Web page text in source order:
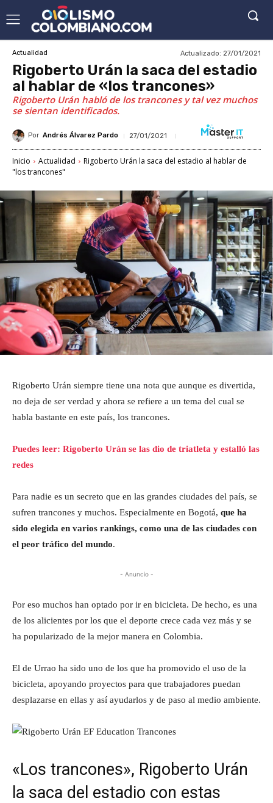
Actualidad Actualizado: 27/01/2021
Rigoberto Urán la saca del estadio
al hablar de «los trancones»
Rigoberto Urán habló de los trancones y tal vez muchos
se sientan identificados.
Por Andrés Álvarez Pardo 27/01/2021
Inicio Actualidad
Rigoberto Urán la saca del estadio al hablar de
"los trancones"
Rigoberto Urán siempre tiene una nota que aunque es divertida,
no deja de ser verdad y ahora se refiere a un tema del cual se
habla bastante en este país, los trancones.
Puedes leer: Rigoberto Urán se las dio de triatleta y estalló las
redes
Para nadie es un secreto que en las grandes ciudades del país, se
sufren trancones y muchos. Especialmente en Bogotá, que ha
sido elegida en varios rankings, como una de las ciudades con
el peor tráfico del mundo.
- Anuncio -
Por eso muchos han optado por ir en bicicleta. De hecho, es una
de los alicientes por los que el deporte crece cada vez más y se
ha popularizado de la mejor manera en Colombia.
El de Urrao ha sido uno de los que ha promovido el uso de la
bicicleta, apoyando proyectos para que trabajadores puedan
desplazarse en ellas y así ayudarlos y de paso al medio ambiente.
«Los trancones», Rigoberto Urán
la saca del estadio con estas